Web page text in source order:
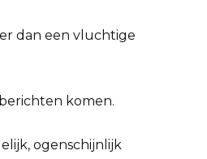
dan een vluchtige
komen.
ogenschijnlijk